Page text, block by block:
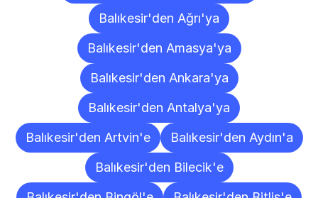
Balıkesir'den Ağrı'ya
Balıkesir'den Amasya'ya
Balıkesir'den Ankara'ya
Balıkesir'den Antalya'ya
Balıkesir'den Artvin'e
Balıkesir'den Aydın'a
Balıkesir'den Bilecik'e